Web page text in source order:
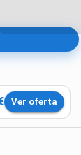
Ver oferta